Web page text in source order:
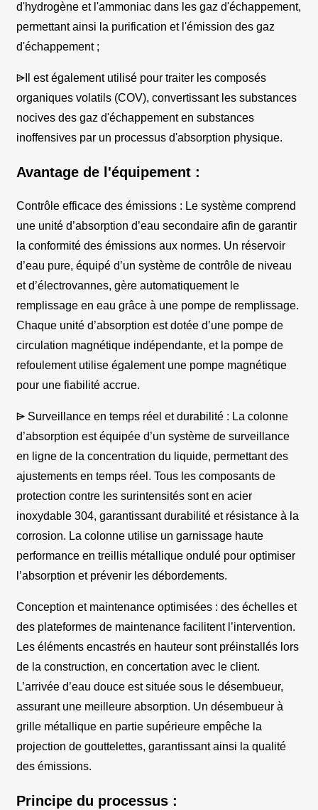
d'hydrogène et l'ammoniac dans les gaz d'échappement,
permettant ainsi la purification et l'émission des gaz
d'échappement ;
⩥Il est également utilisé pour traiter les composés
organiques volatils (COV), convertissant les substances
nocives des gaz d'échappement en substances
inoffensives par un processus d'absorption physique.
Avantage de l'équipement :
Contrôle efficace des émissions : Le système comprend
une unité d’absorption d’eau secondaire afin de garantir
la conformité des émissions aux normes. Un réservoir
d’eau pure, équipé d’un système de contrôle de niveau
et d’électrovannes, gère automatiquement le
remplissage en eau grâce à une pompe de remplissage.
Chaque unité d’absorption est dotée d’une pompe de
circulation magnétique indépendante, et la pompe de
refoulement utilise également une pompe magnétique
pour une fiabilité accrue.
⩥ Surveillance en temps réel et durabilité : La colonne
d’absorption est équipée d’un système de surveillance
en ligne de la concentration du liquide, permettant des
ajustements en temps réel. Tous les composants de
protection contre les surintensités sont en acier
inoxydable 304, garantissant durabilité et résistance à la
corrosion. La colonne utilise un garnissage haute
performance en treillis métallique ondulé pour optimiser
l’absorption et prévenir les débordements.
Conception et maintenance optimisées : des échelles et
des plateformes de maintenance facilitent l’intervention.
Les éléments encastrés en hauteur sont préinstallés lors
de la construction, en concertation avec le client.
L’arrivée d’eau douce est située sous le désembueur,
assurant une meilleure absorption. Un désembueur à
grille métallique en partie supérieure empêche la
projection de gouttelettes, garantissant ainsi la qualité
des émissions.
Principe du processus :